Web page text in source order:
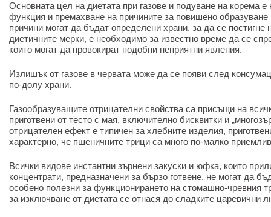
Основната цел на диетата при газове и подуване на корема
функция и премахване на причините за повишено образуване
причини могат да бъдат определени храни, за да се постигне
диетичните мерки, е необходимо за известно време да се
които могат да провокират подобни неприятни явления.
Излишък от газове в червата може да се появи след
по-долу храни.
Газообразуващите отрицателни свойства са присъщи на
приготвени от тесто с мая, включително бисквитки и
отрицателен ефект е типичен за хлебните изделия,
характерно, че пшеничните трици са много по-малко
Всички видове инстантни зърнени закуски и юфка, които
концентрати, предназначени за бързо готвене, не могат да
особено полезни за функционирането на стомашно-чревния
за изключване от диетата се отнася до сладките царевични